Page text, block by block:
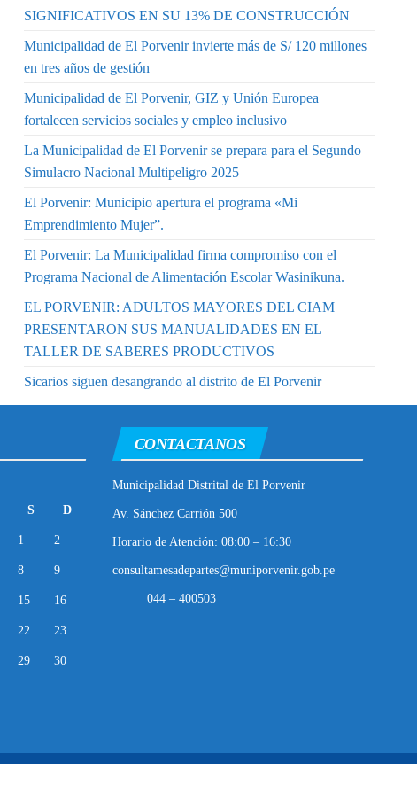
SIGNIFICATIVOS EN SU 13% DE CONSTRUCCIÓN
Municipalidad de El Porvenir invierte más de S/ 120 millones
en tres años de gestión
Municipalidad de El Porvenir, GIZ y Unión Europea
fortalecen servicios sociales y empleo inclusivo
La Municipalidad de El Porvenir se prepara para el Segundo
Simulacro Nacional Multipeligro 2025
El Porvenir: Municipio apertura el programa «Mi
Emprendimiento Mujer”.
El Porvenir: La Municipalidad firma compromiso con el
Programa Nacional de Alimentación Escolar Wasinikuna.
EL PORVENIR: ADULTOS MAYORES DEL CIAM
PRESENTARON SUS MANUALIDADES EN EL
TALLER DE SABERES PRODUCTIVOS
Sicarios siguen desangrando al distrito de El Porvenir
S D
1 2
8 9
15 16
22 23
29 30
CONTACTANOS
Municipalidad Distrital de El Porvenir
Av. Sánchez Carrión 500
Horario de Atención: 08:00 – 16:30
consultamesadepartes@muniporvenir.gob.pe
044 – 400503